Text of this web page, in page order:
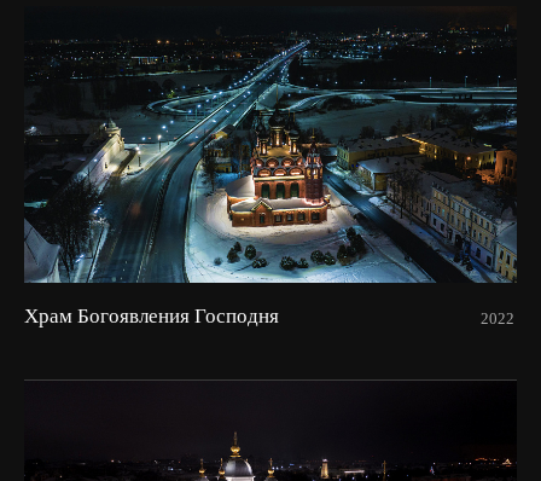
Храм Богоявления Господня 2022